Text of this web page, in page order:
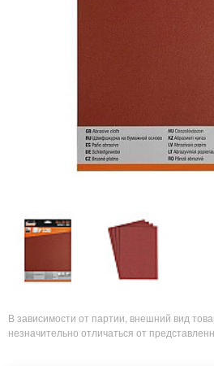
В зависимости от партии, внешний вид
незначительно отличаться от